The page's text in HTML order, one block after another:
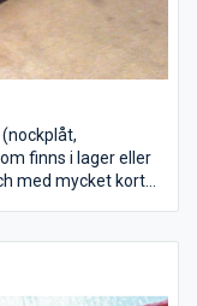
finns i lager eller
med mycket kort